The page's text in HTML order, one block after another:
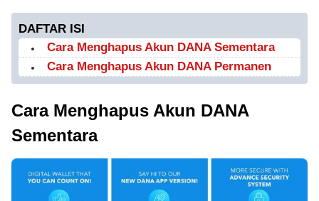
DAFTAR ISI
Cara Menghapus Akun DANA Sementara
Cara Menghapus Akun DANA Permanen
Cara Menghapus Akun DANA
Sementara